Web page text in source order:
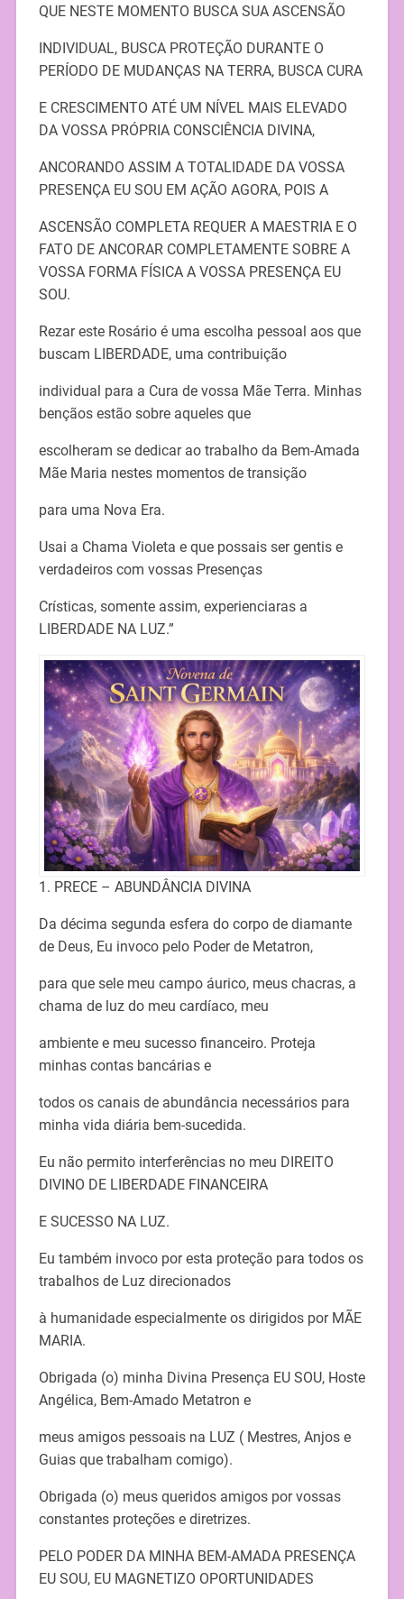
QUE NESTE MOMENTO BUSCA SUA ASCENSÃO
INDIVIDUAL, BUSCA PROTEÇÃO DURANTE O
PERÍODO DE MUDANÇAS NA TERRA, BUSCA CURA
E CRESCIMENTO ATÉ UM NÍVEL MAIS ELEVADO
DA VOSSA PRÓPRIA CONSCIÊNCIA DIVINA,
ANCORANDO ASSIM A TOTALIDADE DA VOSSA
PRESENÇA EU SOU EM AÇÃO AGORA, POIS A
ASCENSÃO COMPLETA REQUER A MAESTRIA E O
FATO DE ANCORAR COMPLETAMENTE SOBRE A
VOSSA FORMA FÍSICA A VOSSA PRESENÇA EU
SOU.
Rezar este Rosário é uma escolha pessoal aos que
buscam LIBERDADE, uma contribuição
individual para a Cura de vossa Mãe Terra. Minhas
bençãos estão sobre aqueles que
escolheram se dedicar ao trabalho da Bem-Amada
Mãe Maria nestes momentos de transição
para uma Nova Era.
Usai a Chama Violeta e que possais ser gentis e
verdadeiros com vossas Presenças
Crísticas, somente assim, experienciaras a
LIBERDADE NA LUZ.”
1. PRECE – ABUNDÂNCIA DIVINA
Da décima segunda esfera do corpo de diamante
de Deus, Eu invoco pelo Poder de Metatron,
para que sele meu campo áurico, meus chacras, a
chama de luz do meu cardíaco, meu
ambiente e meu sucesso financeiro. Proteja
minhas contas bancárias e
todos os canais de abundância necessários para
minha vida diária bem-sucedida.
Eu não permito interferências no meu DIREITO
DIVINO DE LIBERDADE FINANCEIRA
E SUCESSO NA LUZ.
Eu também invoco por esta proteção para todos os
trabalhos de Luz direcionados
à humanidade especialmente os dirigidos por MÃE
MARIA.
Obrigada (o) minha Divina Presença EU SOU, Hoste
Angélica, Bem-Amado Metatron e
meus amigos pessoais na LUZ ( Mestres, Anjos e
Guias que trabalham comigo).
Obrigada (o) meus queridos amigos por vossas
constantes proteções e diretrizes.
PELO PODER DA MINHA BEM-AMADA PRESENÇA
EU SOU, EU MAGNETIZO OPORTUNIDADES